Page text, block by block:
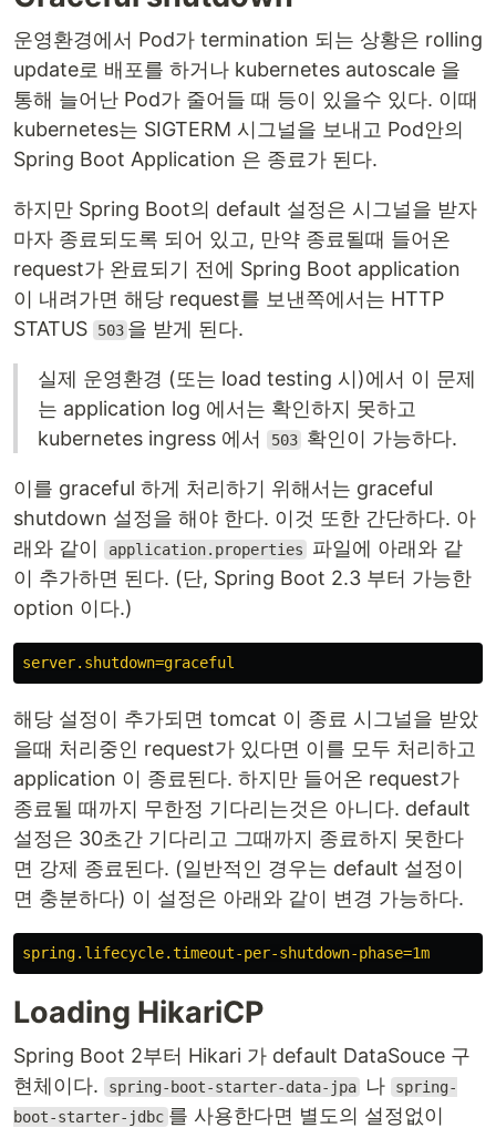
운영환경에서 Pod가 termination 되는 상황은 rolling
update로 배포를 하거나 kubernetes autoscale 을
통해 늘어난 Pod가 줄어들 때 등이 있을수 있다. 이때
kubernetes는 SIGTERM 시그널을 보내고 Pod안의
Spring Boot Application 은 종료가 된다.
하지만 Spring Boot의 default 설정은 시그널을 받자
마자 종료되도록 되어 있고, 만약 종료될때 들어온
request가 완료되기 전에 Spring Boot application
이 내려가면 해당 request를 보낸쪽에서는 HTTP
STATUS
503 을 받게 된다.
실제 운영환경 (또는 load testing 시)에서 이 문제
는 application log 에서는 확인하지 못하고
kubernetes ingress 에서
503 확인이 가능하다.
이를 graceful 하게 처리하기 위해서는 graceful
shutdown 설정을 해야 한다. 이것 또한 간단하다. 아
래와 같이
application.properties
파일에 아래와 같
이 추가하면 된다. (단, Spring Boot 2.3 부터 가능한
option 이다.)
server.shutdown=graceful
해당 설정이 추가되면 tomcat 이 종료 시그널을 받았
을때 처리중인 request가 있다면 이를 모두 처리하고
application 이 종료된다. 하지만 들어온 request가
종료될 때까지 무한정 기다리는것은 아니다. default
설정은 30초간 기다리고 그때까지 종료하지 못한다
면 강제 종료된다. (일반적인 경우는 default 설정이
면 충분하다) 이 설정은 아래와 같이 변경 가능하다.
spring.lifecycle.timeout-per-shutdown-phase=1m
Loading HikariCP
Spring Boot 2부터 Hikari 가 default DataSouce 구
현체이다.
spring-boot-starter-data-jpa 나 spring-
boot-starter-jdbc 를 사용한다면 별도의 설정없이